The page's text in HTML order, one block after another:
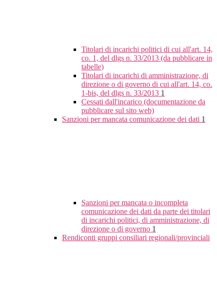
Titolari di incarichi politici di cui all'art. 14,
co. 1, del dlgs n. 33/2013 (da pubblicare in
tabelle)
Titolari di incarichi di amministrazione, di
direzione o di governo di cui all'art. 14, co.
1-bis, del dlgs n. 33/2013 1
Cessati dall'incarico (documentazione da
pubblicare sul sito web)
Sanzioni per mancata comunicazione dei dati 1
Sanzioni per mancata o incompleta
comunicazione dei dati da parte dei titolari
di incarichi politici, di amministrazione, di
direzione o di governo 1
Rendiconti gruppi consiliari regionali/provinciali